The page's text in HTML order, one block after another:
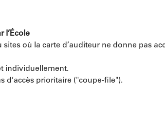
l’École
où la carte d’auditeur ne donne pas
individuellement.
d’accès prioritaire ("coupe-file").